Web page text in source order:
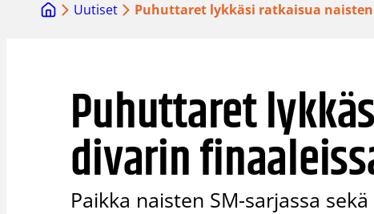
Uutiset Puhuttaret lykkäsi ratkaisua
Puhuttaret
divarin
Paikka naisten SM-sarjassa